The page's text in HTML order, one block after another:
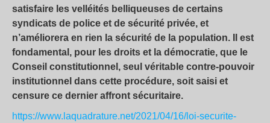
satisfaire les velléités belliqueuses de certains
syndicats de police et de sécurité privée, et
n’améliorera en rien la sécurité de la population. Il est
fondamental, pour les droits et la démocratie, que le
Conseil constitutionnel, seul véritable contre-pouvoir
institutionnel dans cette procédure, soit saisi et
censure ce dernier affront sécuritaire.
https://www.laquadrature.net/2021/04/16/loi-securite-